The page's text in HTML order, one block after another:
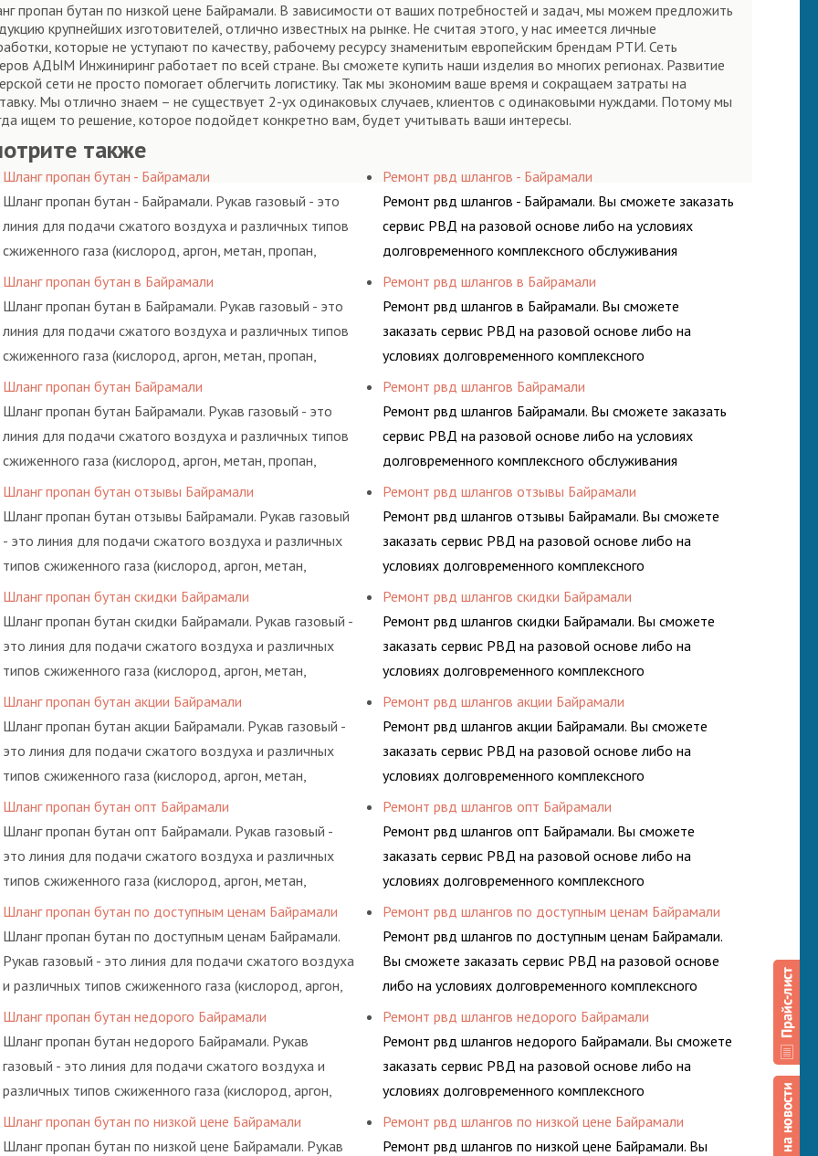
пропан бутан по низкой цене Байрамали. В зависимости от ваших потребностей и задач, мы можем предложить
крупнейших изготовителей, отлично известных на рынке. Не считая этого, у нас имеется личные
которые не уступают по качеству, рабочему ресурсу знаменитым европейским брендам РТИ. Сеть
АДЫМ Инжиниринг работает по всей стране. Вы сможете купить наши изделия во многих регионах. Развитие
сети не просто помогает облегчить логистику. Так мы экономим ваше время и сокращаем затраты на
Мы отлично знаем – не существует 2-ух одинаковых случаев, клиентов с одинаковыми нуждами. Потому мы
ищем то решение, которое подойдет конкретно вам, будет учитывать ваши интересы.
также
Шланг пропан бутан - Байрамали
Шланг пропан бутан - Байрамали. Рукав газовый - это
линия для подачи сжатого воздуха и различных типов
сжиженного газа (кислород, аргон, метан, пропан,
бутан, ацетилен) между определенными элементами
системы.
Шланг пропан бутан в Байрамали
Шланг пропан бутан в Байрамали. Рукав газовый - это
линия для подачи сжатого воздуха и различных типов
сжиженного газа (кислород, аргон, метан, пропан,
бутан, ацетилен) между определенными элементами
системы.
Шланг пропан бутан Байрамали
Шланг пропан бутан Байрамали. Рукав газовый - это
линия для подачи сжатого воздуха и различных типов
сжиженного газа (кислород, аргон, метан, пропан,
бутан, ацетилен) между определенными элементами
системы.
Шланг пропан бутан отзывы Байрамали
Шланг пропан бутан отзывы Байрамали. Рукав газовый
- это линия для подачи сжатого воздуха и различных
типов сжиженного газа (кислород, аргон, метан,
пропан, бутан, ацетилен) между определенными
элементами системы.
Шланг пропан бутан скидки Байрамали
Шланг пропан бутан скидки Байрамали. Рукав газовый -
это линия для подачи сжатого воздуха и различных
типов сжиженного газа (кислород, аргон, метан,
пропан, бутан, ацетилен) между определенными
элементами системы.
Шланг пропан бутан акции Байрамали
Шланг пропан бутан акции Байрамали. Рукав газовый -
это линия для подачи сжатого воздуха и различных
типов сжиженного газа (кислород, аргон, метан,
пропан, бутан, ацетилен) между определенными
элементами системы.
Шланг пропан бутан опт Байрамали
Шланг пропан бутан опт Байрамали. Рукав газовый -
это линия для подачи сжатого воздуха и различных
типов сжиженного газа (кислород, аргон, метан,
пропан, бутан, ацетилен) между определенными
элементами системы.
Шланг пропан бутан по доступным ценам Байрамали
Шланг пропан бутан по доступным ценам Байрамали.
Рукав газовый - это линия для подачи сжатого воздуха
и различных типов сжиженного газа (кислород, аргон,
метан, пропан, бутан, ацетилен) между определенными
элементами системы.
Шланг пропан бутан недорого Байрамали
Шланг пропан бутан недорого Байрамали. Рукав
газовый - это линия для подачи сжатого воздуха и
различных типов сжиженного газа (кислород, аргон,
метан, пропан, бутан, ацетилен) между определенными
элементами системы.
Шланг пропан бутан по низкой цене Байрамали
Шланг пропан бутан по низкой цене Байрамали. Рукав
Ремонт рвд шлангов - Байрамали
Ремонт рвд шлангов - Байрамали. Вы сможете заказать
сервис РВД на разовой основе либо на условиях
долговременного комплексного обслуживания
гидросистем Вашего предприятия.
Ремонт рвд шлангов в Байрамали
Ремонт рвд шлангов в Байрамали. Вы сможете
заказать сервис РВД на разовой основе либо на
условиях долговременного комплексного
обслуживания гидросистем Вашего предприятия.
Ремонт рвд шлангов Байрамали
Ремонт рвд шлангов Байрамали. Вы сможете заказать
сервис РВД на разовой основе либо на условиях
долговременного комплексного обслуживания
гидросистем Вашего предприятия.
Ремонт рвд шлангов отзывы Байрамали
Ремонт рвд шлангов отзывы Байрамали. Вы сможете
заказать сервис РВД на разовой основе либо на
условиях долговременного комплексного
обслуживания гидросистем Вашего предприятия.
Ремонт рвд шлангов скидки Байрамали
Ремонт рвд шлангов скидки Байрамали. Вы сможете
заказать сервис РВД на разовой основе либо на
условиях долговременного комплексного
обслуживания гидросистем Вашего предприятия.
Ремонт рвд шлангов акции Байрамали
Ремонт рвд шлангов акции Байрамали. Вы сможете
заказать сервис РВД на разовой основе либо на
условиях долговременного комплексного
обслуживания гидросистем Вашего предприятия.
Ремонт рвд шлангов опт Байрамали
Ремонт рвд шлангов опт Байрамали. Вы сможете
заказать сервис РВД на разовой основе либо на
условиях долговременного комплексного
обслуживания гидросистем Вашего предприятия.
Ремонт рвд шлангов по доступным ценам Байрамали
Ремонт рвд шлангов по доступным ценам Байрамали.
Вы сможете заказать сервис РВД на разовой основе
либо на условиях долговременного комплексного
обслуживания гидросистем Вашего предприятия.
Ремонт рвд шлангов недорого Байрамали
Ремонт рвд шлангов недорого Байрамали. Вы сможете
заказать сервис РВД на разовой основе либо на
условиях долговременного комплексного
обслуживания гидросистем Вашего предприятия.
Ремонт рвд шлангов по низкой цене Байрамали
Ремонт рвд шлангов по низкой цене Байрамали. Вы